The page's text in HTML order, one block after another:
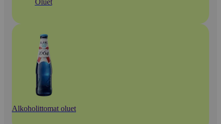
Oluet
Alkoholittomat oluet